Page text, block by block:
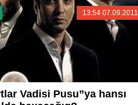
13:54 07.09.2011
Vadisi Pusu”ya hansı